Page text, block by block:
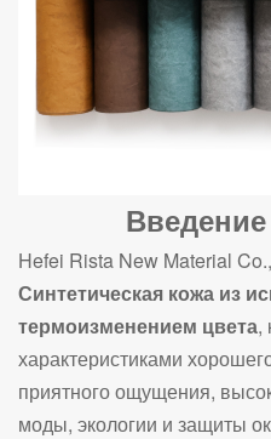
Hefei Rista New Material
Синтетическая кожа из
термоизменением цвета,
характеристиками
приятного ощущения,
моды, экологии и защиты